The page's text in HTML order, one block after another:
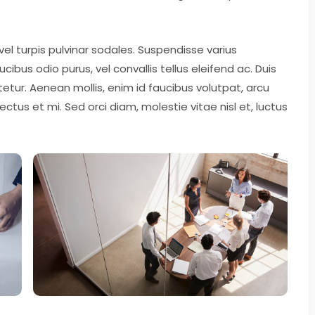
turpis pulvinar sodales. Suspendisse varius
odio purus, vel convallis tellus eleifend ac. Duis
Aenean mollis, enim id faucibus volutpat, arcu
et mi. Sed orci diam, molestie vitae nisl et, luctus